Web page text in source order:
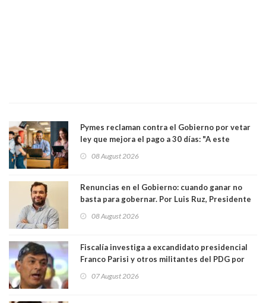
Pymes reclaman contra el Gobierno por vetar
ley que mejora el pago a 30 días: "A este
medianas empresas"
08 August 2026
Renuncias en el Gobierno: cuando ganar no
basta para gobernar. Por Luis Ruz, Presidente
08 August 2026
Fiscalía investiga a excandidato presidencial
Franco Parisi y otros militantes del PDG por
07 August 2026